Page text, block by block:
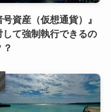
号資産（仮想通貨）』
して強制執行できるの
？